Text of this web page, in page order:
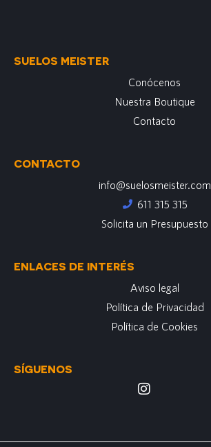
SUELOS MEISTER
Conócenos
Nuestra Boutique
Contacto
CONTACTO
info@suelosmeister.com
611 315 315
Solicita un Presupuesto
ENLACES DE INTERÉS
Aviso legal
Política de Privacidad
Política de Cookies
SÍGUENOS